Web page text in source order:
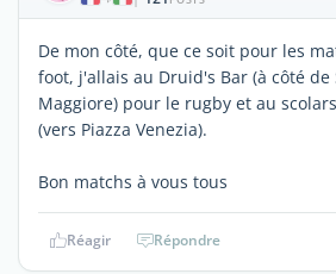
De mon côté, que ce soit pour les
foot, j'allais au Druid's Bar (à côté de
Maggiore) pour le rugby et au
(vers Piazza Venezia).
Bon matchs à vous tous
Réagir Répondre